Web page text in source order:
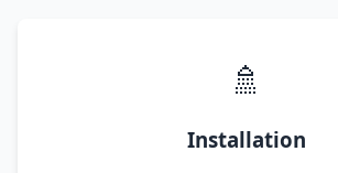
🚿
Installation